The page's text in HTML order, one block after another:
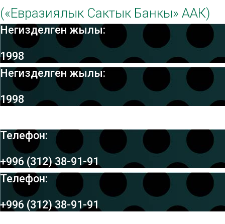
(«Евразиялык Сактык Банкы» ААК)
Негизделген жылы:
1998
Негизделген жылы:
1998
Телефон:
+996 (312) 38-91-91
Телефон:
+996 (312) 38-91-91